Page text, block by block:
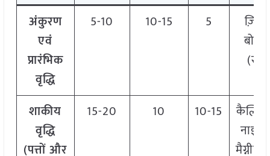
अंकुरण
एवं
प्रारंभिक
वृद्धि
5-10 10-15 5
ज़िंक,
बोरॉन
(स्प्रे)
शाकीय
वृद्धि
(पत्तोंऔर
15-20 10 10-15